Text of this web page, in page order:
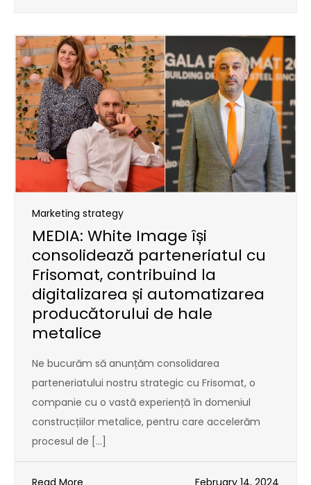
Marketing strategy
MEDIA: White Image își
consolidează parteneriatul cu
Frisomat, contribuind la
digitalizarea și automatizarea
producătorului de hale
metalice
Ne bucurăm să anunțăm consolidarea
parteneriatului nostru strategic cu Frisomat, o
companie cu o vastă experiență în domeniul
construcțiilor metalice, pentru care accelerăm
procesul de […]